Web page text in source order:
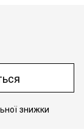
знижки